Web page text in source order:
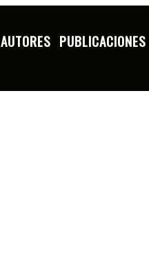
AUTORES PUBLICACIONES